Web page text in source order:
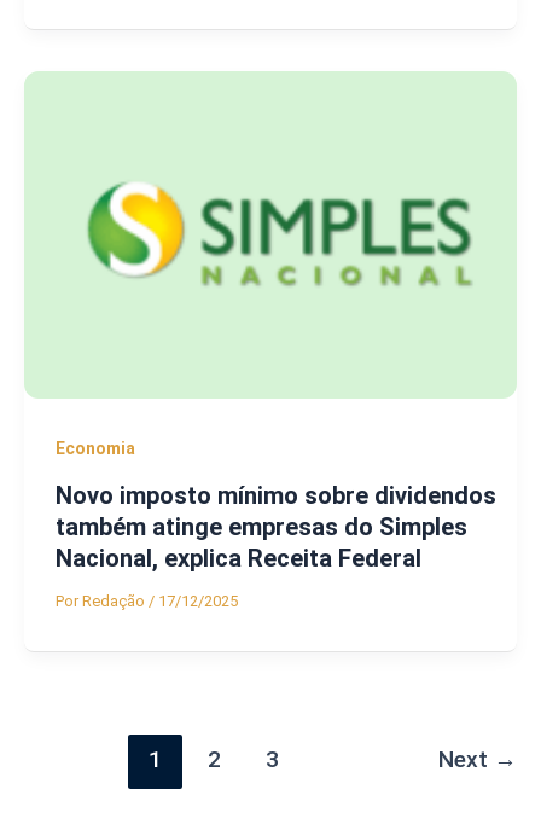
Economia
Novo imposto mínimo sobre dividendos
também atinge empresas do Simples
Nacional, explica Receita Federal
PorRedação / 17/12/2025
1 2 3 Next →